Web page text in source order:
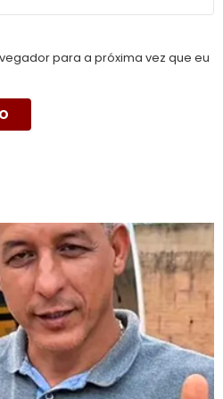
para a próxima vez que eu